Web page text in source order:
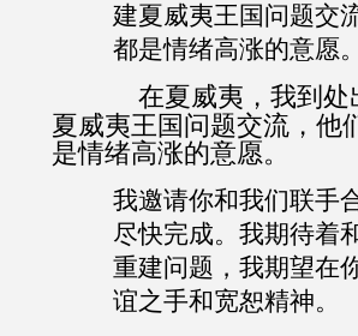
建夏威夷王国问题交
都是情绪高涨的意愿。
在夏威夷，我到
夏威夷王国问题交流
是情绪高涨的意愿。
我邀请你和我们联手
尽快完成。我期待着
重建问题，我期望在
谊之手和宽恕精神。